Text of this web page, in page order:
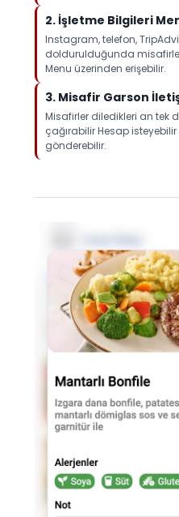
2.⁠ ⁠İşletme Bilgileri
Instagram, telefon,
doldurulduğunda
Menu üzerinden erişebilir.
3.⁠ ⁠Misafir Garson
Misafirler diledikleri an tek
çağırabilir Hesap
gönderebilir.